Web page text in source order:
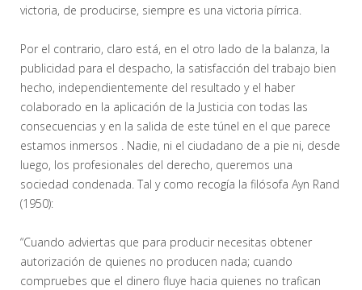
victoria, de producirse, siempre es una victoria pírrica.
Por el contrario, claro está, en el otro lado de la balanza, la
publicidad para el despacho, la satisfacción del trabajo bien
hecho, independientemente del resultado y el haber
colaborado en la aplicación de la Justicia con todas las
consecuencias y en la salida de este túnel en el que parece
estamos inmersos . Nadie, ni el ciudadano de a pie ni, desde
luego, los profesionales del derecho, queremos una
sociedad condenada. Tal y como recogía la filósofa Ayn Rand
(1950):
“Cuando adviertas que para producir necesitas obtener
autorización de quienes no producen nada; cuando
compruebes que el dinero fluye hacia quienes no trafican